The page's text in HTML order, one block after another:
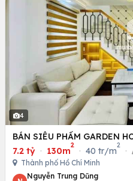
4
BÁN SIÊU PHẨM GARDEN
7.2 tỷ · 130m
2
· 40 tr/m
2
·
Thành phố Hồ Chí Minh
Nguyễn Trung Dũng